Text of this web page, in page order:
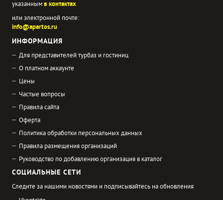
указаннымв контактах
или электронной почте:
info@apartos.ru
ИНФОРМАЦИЯ
Для представителей турбаз и гостиниц
О платном аккаунте
Цены
Частые вопросы
Правила сайта
Оферта
Политика обработки персональных данных
Правила размещения организаций
Руководство по добавлению организация в каталог
СОЦИАЛЬНЫЕ СЕТИ
Следите за нашими новостями и подписывайтесь на обновления